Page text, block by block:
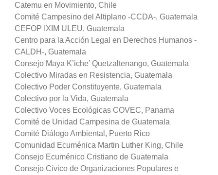
Catemu en Movimiento, Chile
Comité Campesino del Altiplano -CCDA-, Guatemala
CEFOP IXIM ULEU, Guatemala
Centro para la Acción Legal en Derechos Humanos -
CALDH-, Guatemala
Consejo Maya K’iche’ Quetzaltenango, Guatemala
Colectivo Miradas en Resistencia, Guatemala
Colectivo Poder Constituyente, Guatemala
Colectivo por la Vida, Guatemala
Colectivo Voces Ecológicas COVEC, Panama
Comité de Unidad Campesina de Guatemala
Comité Diálogo Ambiental, Puerto Rico
Comunidad Ecuménica Martin Luther King, Chile
Consejo Ecuménico Cristiano de Guatemala
Consejo Cívico de Organizaciones Populares e